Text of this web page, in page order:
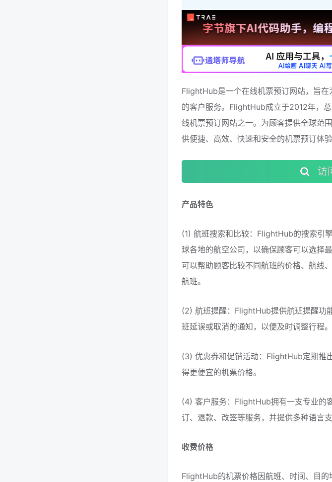
FlightHub是一个在线机票预订网站，旨
的客户服务。FlightHub成立于2012年，
线机票预订网站之一。为顾客提供全球范
供便捷、高效、快速和安全的机票预订体验
访
产品特色
(1) 航班搜索和比较：FlightHub的搜索引
球各地的航空公司，以确保顾客可以选择
可以帮助顾客比较不同航班的价格、航线
航班。
(2) 航班提醒：FlightHub提供航班提醒功
班延误或取消的通知，以便及时调整行程。
(3) 优惠券和促销活动：FlightHub定期推
得更便宜的机票价格。
(4) 客户服务：FlightHub拥有一支专业的
订、退款、改签等服务，并提供多种语言支
收费价格
FlightHub的机票价格因航班、时间、目